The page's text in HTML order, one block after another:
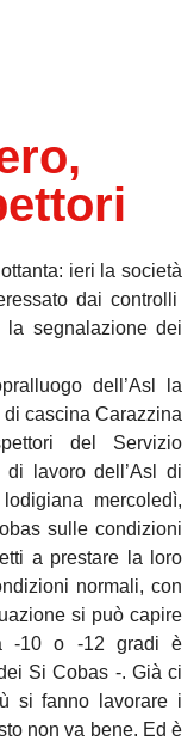
ieri la società
dai controlli
la segnalazione dei
dell’Asl la
cascina Carazzina
del Servizio
di lavoro dell’Asl di
mercoledì,
sulle condizioni
a prestare la loro
normali, con
si può capire
-10 o -12 gradi è
Si Cobas -. Già ci
si fanno lavorare i
non va bene. Ed è